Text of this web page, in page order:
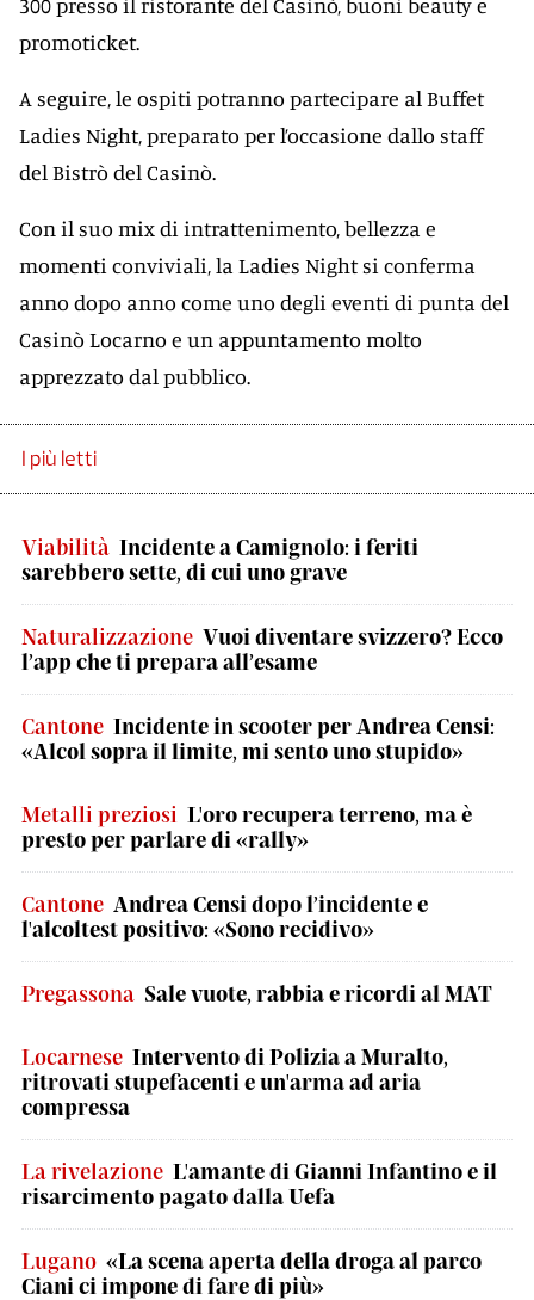
promoticket.
A seguire, le ospiti potranno partecipare al Buffet
Ladies Night, preparato per l’occasione dallo staff
del Bistrò del Casinò.
Con il suo mix di intrattenimento, bellezza e
momenti conviviali, la Ladies Night si conferma
anno dopo anno come uno degli eventi di punta del
Casinò Locarno e un appuntamento molto
apprezzato dal pubblico.
I più letti
Viabilità Incidente a Camignolo: i feriti
sarebbero sette, di cui uno grave
Naturalizzazione Vuoi diventare svizzero? Ecco
l’app che ti prepara all’esame
Cantone Incidente in scooter per Andrea Censi:
«Alcol sopra il limite, mi sento uno stupido»
Metalli preziosi L'oro recupera terreno, ma è
presto per parlare di «rally»
Cantone Andrea Censi dopo l’incidente e
l'alcoltest positivo: «Sono recidivo»
Pregassona Sale vuote, rabbia e ricordi al MAT
Locarnese Intervento di Polizia a Muralto,
ritrovati stupefacenti e un'arma ad aria
compressa
La rivelazione L'amante di Gianni Infantino e il
risarcimento pagato dalla Uefa
Lugano «La scena aperta della droga al parco
Ciani ci impone di fare di più»